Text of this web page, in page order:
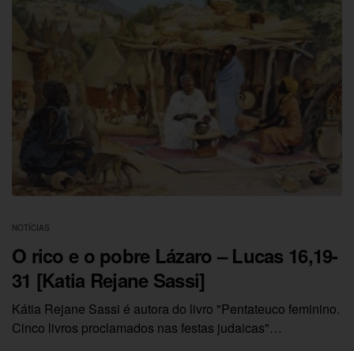
NOTÍCIAS
O rico e o pobre Lázaro – Lucas 16,19-
31 [Katia Rejane Sassi]
Kátia Rejane Sassi é autora do livro "Pentateuco feminino.
Cinco livros proclamados nas festas judaicas"…